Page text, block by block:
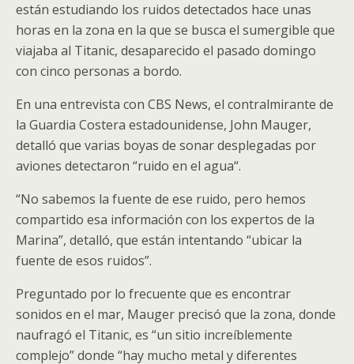
están estudiando los ruidos detectados hace unas
horas en la zona en la que se busca el sumergible que
viajaba al Titanic, desaparecido el pasado domingo
con cinco personas a bordo.
En una entrevista con CBS News, el contralmirante de
la Guardia Costera estadounidense, John Mauger,
detalló que varias boyas de sonar desplegadas por
aviones detectaron “ruido en el agua“.
“No sabemos la fuente de ese ruido, pero hemos
compartido esa información con los expertos de la
Marina”, detalló, que están intentando “ubicar la
fuente de esos ruidos”.
Preguntado por lo frecuente que es encontrar
sonidos en el mar, Mauger precisó que la zona, donde
naufragó el Titanic, es “un sitio increíblemente
complejo” donde “hay mucho metal y diferentes